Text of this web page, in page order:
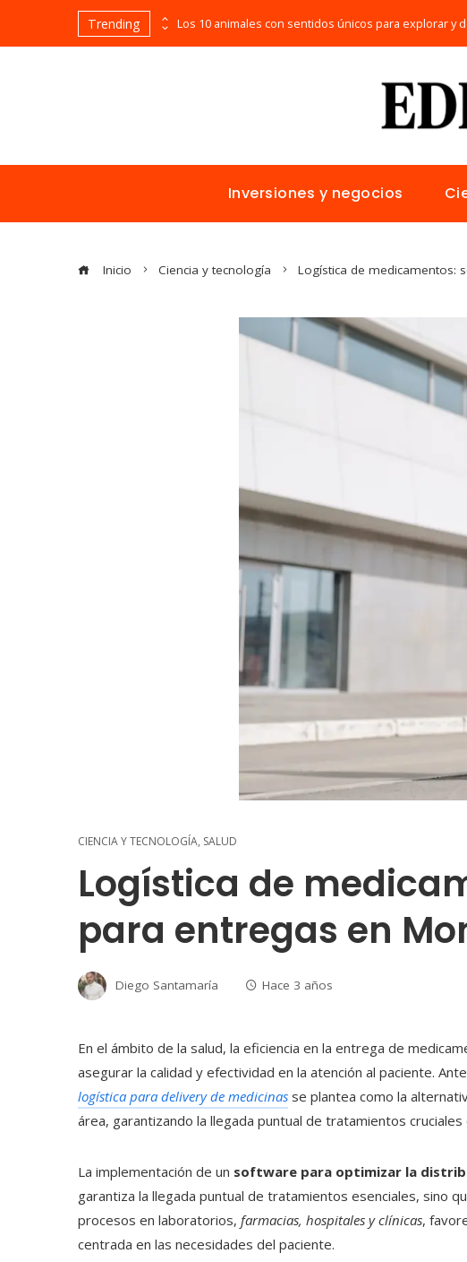
Trending Bosnia y Herzegovina: cómo reducir fragmentación económica y aumentar inversión
Inversiones y negocios
Inicio Ciencia y tecnología Logística de medicamentos:
CIENCIA Y TECNOLOGÍA, SALUD
Logística de
para entregas en
Diego Santamaría Hace 3 años
En el ámbito de la salud, la eficiencia en la entrega de
asegurar la calidad y efectividad en la atención al paciente.
logística para delivery de medicinas se plantea como la
área, garantizando la llegada puntual de tratamientos cruciales
La implementación de un software para optimizar la
garantiza la llegada puntual de tratamientos esenciales, sino
procesos en laboratorios, farmacias, hospitales y clínicas,
centrada en las necesidades del paciente.